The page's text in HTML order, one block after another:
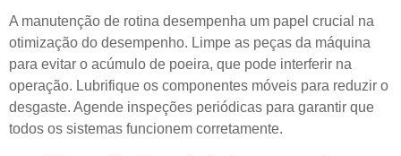
A manutenção de rotina desempenha um papel crucial na
otimização do desempenho. Limpe as peças da máquina
para evitar o acúmulo de poeira, que pode interferir na
operação. Lubrifique os componentes móveis para reduzir o
desgaste. Agende inspeções periódicas para garantir que
todos os sistemas funcionem corretamente.